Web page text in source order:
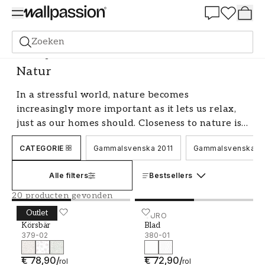
Zoeken
Behang Merk Duro Natur
Natur
In a stressful world, nature becomes
increasingly more important as it lets us relax,
just as our homes should. Closeness to nature is
the inspiration behind the collection Nature
from Duro. With a variety of patterns from
everyone is able to have a piece of nature in
their homes.
CATEGORIE Gammalsvenska 2011 Gammalsvenska
Alle filters Bestsellers
20 producten gevonden
Outlet
DURO
Körsbär
379-02
€ 78,90/rol
Körsbär - 379-02 DURO
Blad
380-01
€ 72,90/rol
Blad - 380-01